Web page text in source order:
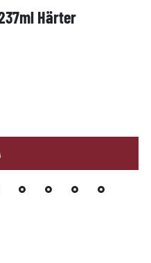
Härter